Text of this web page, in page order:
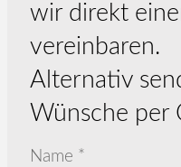
wir direkt
vereinbaren.
Alternativ
Wünsche per
Name *